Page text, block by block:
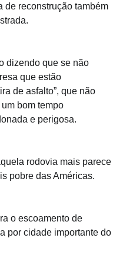
de reconstrução também
dizendo que se não
que estão
de asfalto”, que não
bom tempo
e perigosa.
rodovia mais parece
pobre das Américas.
o escoamento de
por cidade importante do